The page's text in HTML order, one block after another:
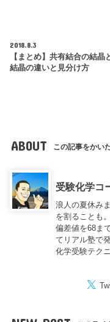
2018.8.3
【まとめ】共有結合の結晶
結晶の違いと見分け方
ABOUT この記事をかい
受験化学コ
浪人の夏休み
を割ることも
偏差値を68ま
てリアル塾で
化学受験テク